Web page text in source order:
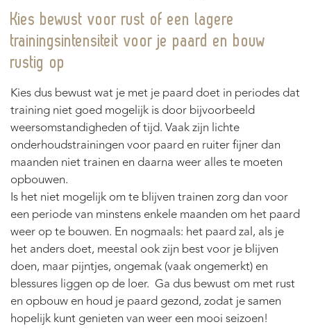
Kies bewust voor rust of een lagere
trainingsintensiteit voor je paard en bouw
rustig op
Kies dus bewust wat je met je paard doet in periodes dat
training niet goed mogelijk is door bijvoorbeeld
weersomstandigheden of tijd. Vaak zijn lichte
onderhoudstrainingen voor paard en ruiter fijner dan
maanden niet trainen en daarna weer alles te moeten
opbouwen.
Is het niet mogelijk om te blijven trainen zorg dan voor
een periode van minstens enkele maanden om het paard
weer op te bouwen. En nogmaals: het paard zal, als je
het anders doet, meestal ook zijn best voor je blijven
doen, maar pijntjes, ongemak (vaak ongemerkt) en
blessures liggen op de loer. Ga dus bewust om met rust
en opbouw en houd je paard gezond, zodat je samen
hopelijk kunt genieten van weer een mooi seizoen!